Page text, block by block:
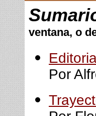
ventana, o
Por